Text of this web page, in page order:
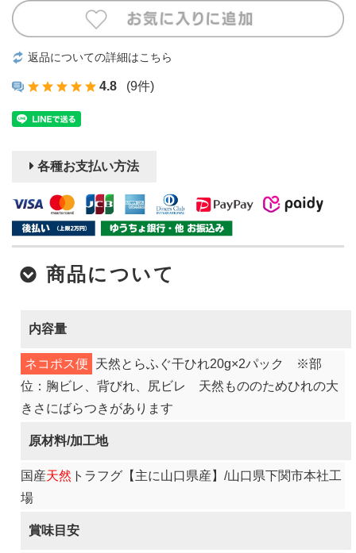
返品についての詳細はこちら
4.8 (9件)
各種お支払い方法
商品について
内容量
ネコポス便
天然とらふぐ干ひれ20g×2パック ※部
位：胸ビレ、背びれ、尻ビレ 天然もののためひれの大
きさにばらつきがあります
原材料/加工地
国産天然 トラフグ【主に山口県産】/山口県下関市本社工
場
賞味目安